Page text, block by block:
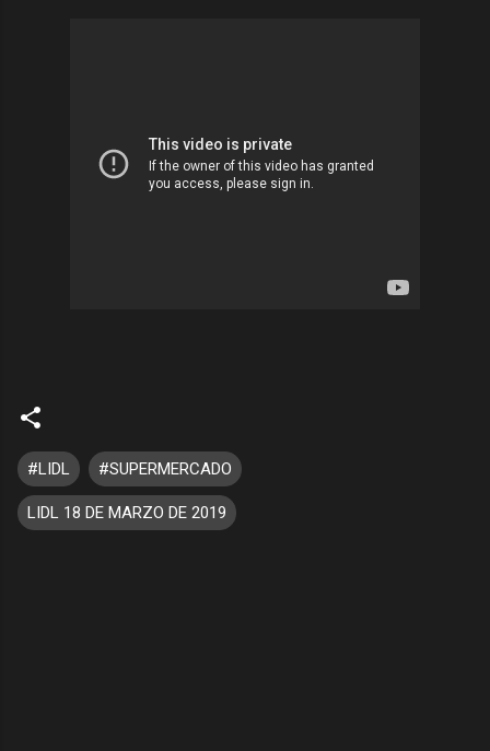
#LIDL #SUPERMERCADO
LIDL 18 DE MARZO DE 2019